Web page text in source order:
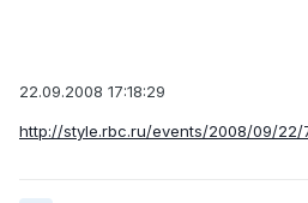
22.09.2008 17:18:29
http://style.rbc.ru/events/2008/09/22/